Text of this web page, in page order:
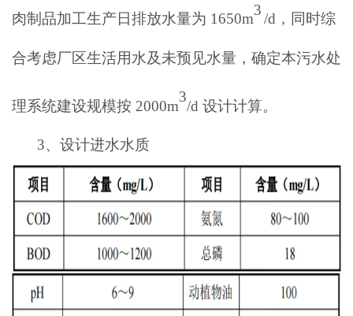
肉制品加工生产日排放水量为 1650m
3
/d ，同时综
合考虑厂区生活用水及未预见水量，确定本污水处
理系统建设规模按 2000m
3
/d 设计计算。
3、 设计进水水质